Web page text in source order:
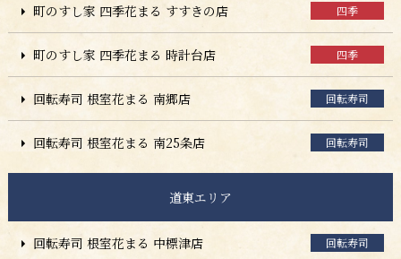
町のすし家 四季花まる すすきの店 四季
町のすし家 四季花まる 時計台店 四季
回転寿司 根室花まる 南郷店 回転寿司
回転寿司 根室花まる 南25条店 回転寿司
道東エリア
回転寿司 根室花まる 中標津店 回転寿司